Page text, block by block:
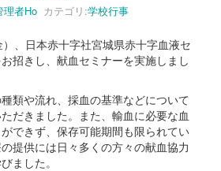
理者Ho カテゴリ:学校行事
、日本赤十字社宮城県赤十字血液セ
招きし、献血セミナーを実施しまし
類や流れ、採血の基準などについて
だきました。また、輸血に必要な血
できず、保存可能期間も限られてい
提供には日々多くの方々の献血協力
ました。